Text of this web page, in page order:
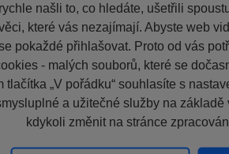
našli to, co hledáte, ušetřili
které vás nezajímají. Abyste web
pokaždé přihlašovat. Proto od vás
- malých souborů, které se
tlačítka „V pořádku“ souhlasíte s
a užitečné služby na
kdykoli změnit na stránce